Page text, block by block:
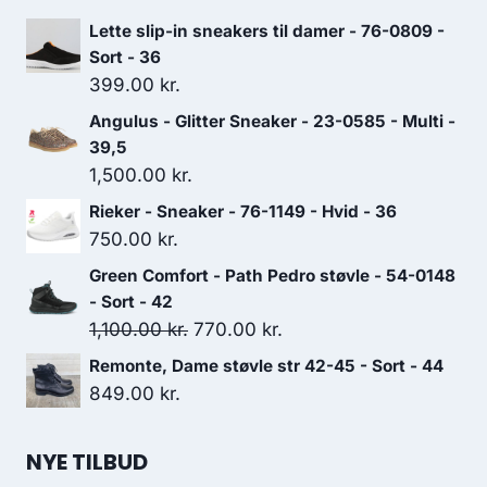
Lette slip-in sneakers til damer - 76-0809 -
Sort - 36
399.00 kr.
Angulus - Glitter Sneaker - 23-0585 - Multi -
39,5
1,500.00 kr.
Rieker - Sneaker - 76-1149 - Hvid - 36
750.00 kr.
Green Comfort - Path Pedro støvle - 54-0148
- Sort - 42
1,100.00kr. Den
oprindelige
770.00 kr.
aktuelle
Remonte, Dame støvle str 42-45 - Sort - 44
849.00 kr.
NYE TILBUD